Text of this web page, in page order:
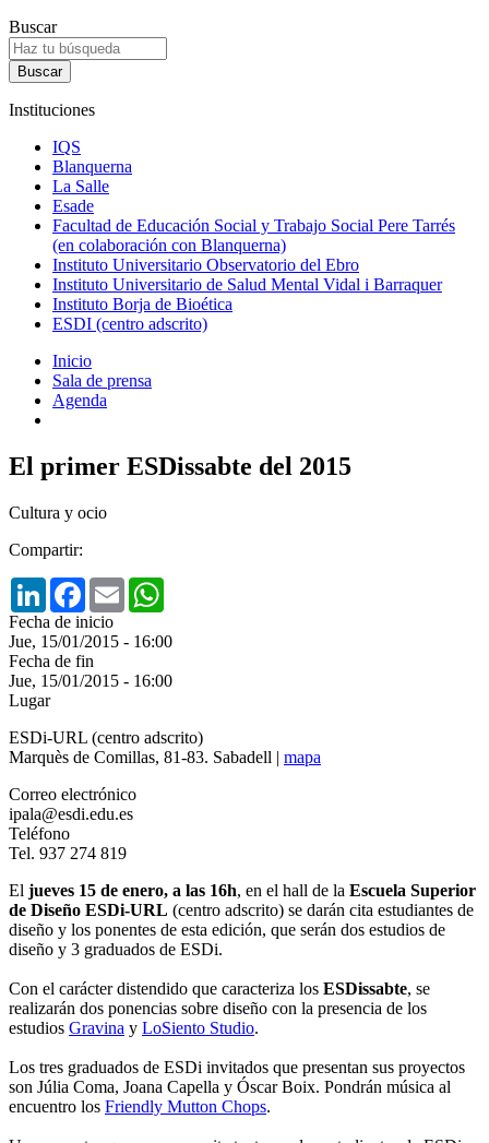
Buscar
Instituciones
IQS
Blanquerna
La Salle
Esade
Facultad de Educación Social y Trabajo Social Pere Tarrés
(en colaboración con Blanquerna)
Instituto Universitario Observatorio del Ebro
Instituto Universitario de Salud Mental Vidal i Barraquer
Instituto Borja de Bioética
ESDI (centro adscrito)
Inicio
Sala de prensa
Agenda
El primer ESDissabte del 2015
Cultura y ocio
Compartir:
LinkedInFacebook
Email
Fecha de inicio
Jue, 15/01/2015 - 16:00
Fecha de fin
Jue, 15/01/2015 - 16:00
Lugar
ESDi-URL (centro adscrito)
Marquès de Comillas, 81-83. Sabadell | mapa
Correo electrónico
ipala@esdi.edu.es
Teléfono
Tel. 937 274 819
El jueves 15 de enero, a las 16h, en el hall de la Escuela Superior
de Diseño ESDi-URL (centro adscrito) se darán cita estudiantes de
diseño y los ponentes de esta edición, que serán dos estudios de
diseño y 3 graduados de ESDi.
Con el carácter distendido que caracteriza los ESDissabte, se
realizarán dos ponencias sobre diseño con la presencia de los
estudios Gravina y LoSiento Studio.
Los tres graduados de ESDi invitados que presentan sus proyectos
son Júlia Coma, Joana Capella y Óscar Boix. Pondrán música al
encuentro los Friendly Mutton Chops.